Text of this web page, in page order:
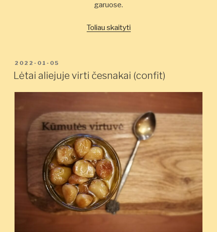
garuose.
Toliau skaityti„Skaniausias
PASKELBTA
2022-01-05
Lėtai aliejuje virti česnakai (confit)